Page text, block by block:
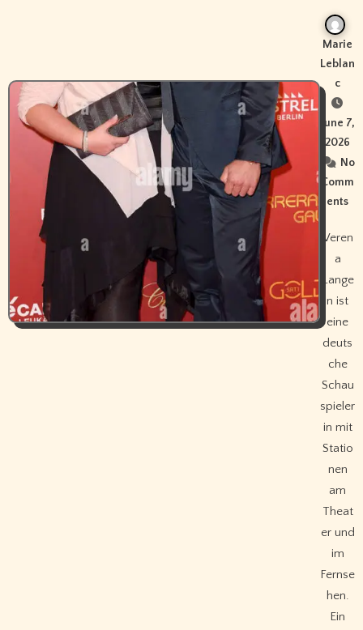
Marie
Leblan
c
June 7,
2026
No
Comm
ents
Veren
a
Lange
n ist
eine
deuts
che
Schau
spieler
in mit
Statio
nen
am
Theat
er und
im
Fernse
hen.
Ein